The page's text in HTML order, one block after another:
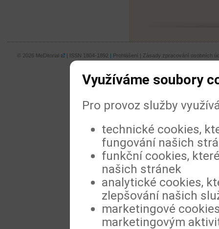
© 2026 MeDitorial | ISSN 1804-1892 | Prohlášení | Zásady zpracování osobních
Využíváme soubory
Pro provoz služby
technické cookies,
fungování našich
funkční cookies,
našich stránek
analytické cookies,
zlepšování našich
marketingové
marketingovým